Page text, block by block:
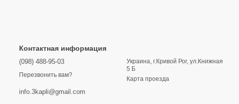
Контактная информация
(098) 488-95-03
Перезвонить вам?
info.3kapli@gmail.com
Украина, г.Кривой Рог, ул.Книжная
5 Б
Карта проезда